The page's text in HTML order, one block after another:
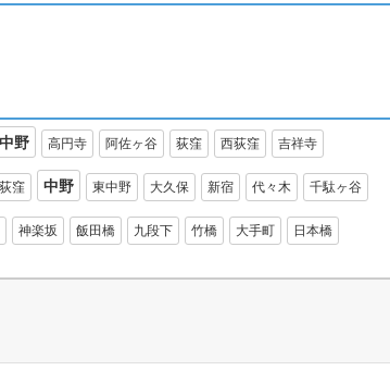
中野 高円寺 阿佐ヶ谷 荻窪 西荻窪 吉祥寺
窪 中野 東中野 大久保 新宿 代々木 千駄ヶ谷
神楽坂 飯田橋 九段下 竹橋 大手町 日本橋